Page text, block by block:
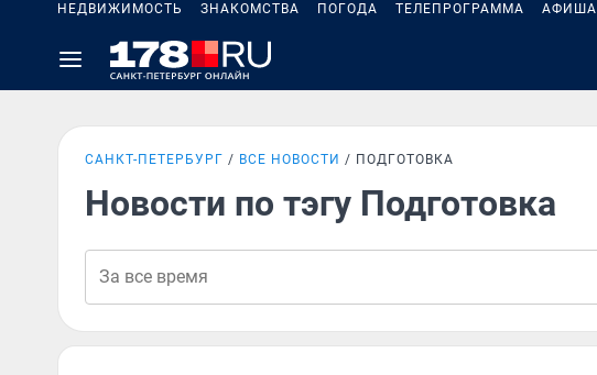
НЕДВИЖИМОСТЬ ЗНАКОМСТВА ПОГОДА ТЕЛЕПРОГРАММА АФИША
САНКТ-ПЕТЕРБУРГ ВСЕ НОВОСТИ ПОДГОТОВКА
Новости по тэгу Подготовка